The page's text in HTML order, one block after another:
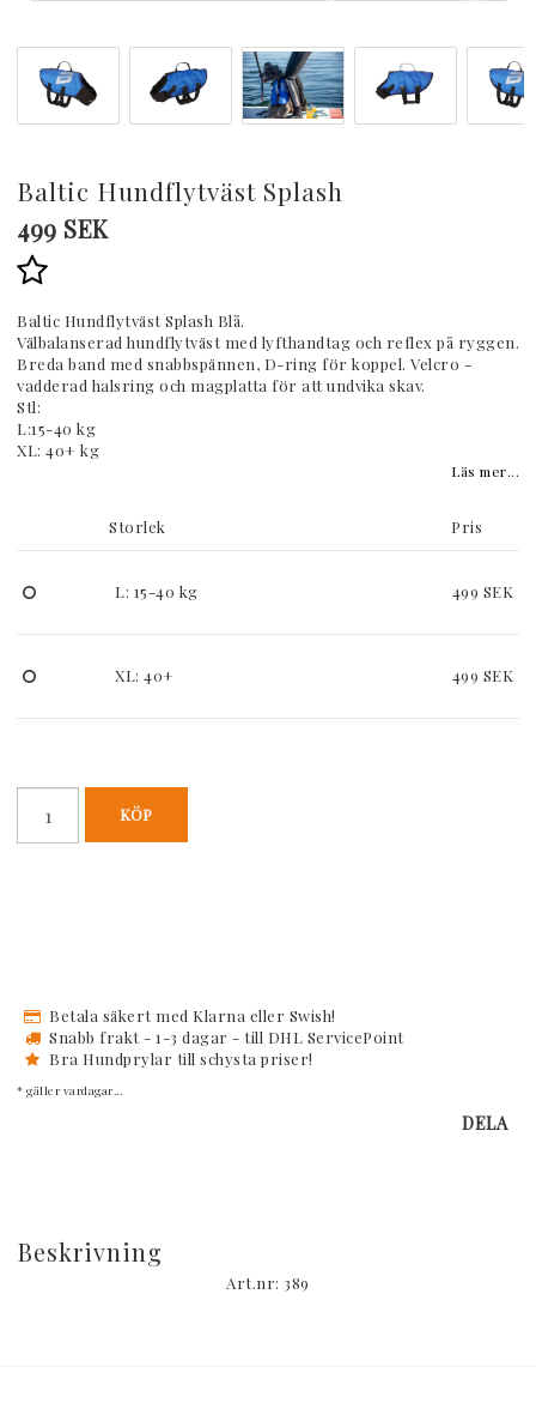
Baltic Hundflytväst Splash
499 SEK
Lägg till i favoritlistan
Baltic Hundflytväst Splash Blå.
Välbalanserad hundflytväst med lyfthandtag och reflex på ryggen.
Breda band med snabbspännen, D-ring för koppel. Velcro -
vadderad halsring och magplatta för att undvika skav.
Stl:
L:15-40 kg
XL: 40+ kg
Läs mer...
Storlek Pris
L: 15-40 kg 499 SEK
XL: 40+ 499 SEK
KÖP
Betala säkert med Klarna eller Swish!
Snabb frakt - 1-3 dagar - till DHL ServicePoint
Bra Hundprylar till schysta priser!
* gäller vardagar...
DELA
Beskrivning
Art.nr: 389